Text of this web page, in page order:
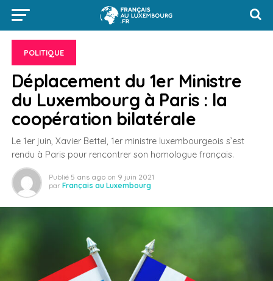
POLITIQUE
Déplacement du 1er Ministre
du Luxembourg à Paris : la
coopération bilatérale
Le 1er juin, Xavier Bettel, 1er ministre luxembourgeois s’est
rendu à Paris pour rencontrer son homologue français.
Publié 5 ans ago on 9 juin 2021
par Français au Luxembourg